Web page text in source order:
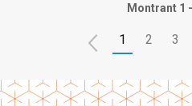
Montrant 1
1 2 3